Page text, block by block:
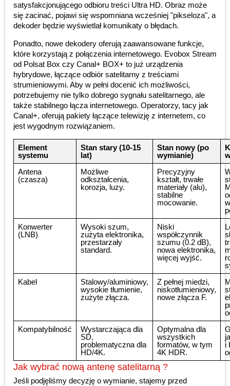
satysfakcjonującego odbioru treści Ultra HD. Obraz może
się zacinać, pojawi się wspomniana wcześniej "pikseloza", a
dekoder będzie wyświetlał komunikaty o błędach.
Ponadto, nowe dekodery oferują zaawansowane funkcje,
które korzystają z połączenia internetowego. Evobox Stream
od Polsat Box czy Canal+ BOX+ to już urządzenia
hybrydowe, łączące odbiór satelitarny z treściami
strumieniowymi. Aby w pełni docenić ich możliwości,
potrzebujemy nie tylko dobrego sygnału satelitarnego, ale
także stabilnego łącza internetowego. Operatorzy, tacy jak
Canal+, oferują pakiety łączące telewizję z internetem, co
jest wygodnym rozwiązaniem.
Element
systemu
Stan stary (10-15
lat)
Stan nowy (po
wymianie)
Antena
(czasza)
Możliwe
odkształcenia,
korozja, luzy.
Precyzyjny
kształt, trwałe
materiały (alu),
stabilne
mocowanie.
Konwerter
(LNB)
Wysoki szum,
zużyta elektronika,
przestarzały
standard.
Niski
współczynnik
szumu (0.2 dB),
nowa elektronika,
więcej wyjść.
Kabel
Stalowy/aluminiowy,
wysokie tłumienie,
zużyte złącza.
Z pełnej miedzi,
niskotłumieniowy,
nowe złącza F.
Kompatybilność
Wystarczająca dla
SD,
problematyczna dla
HD/4K.
Optymalna dla
wszystkich
formatów, w tym
4K HDR.
i
Jak wybrać nową antenę satelitarną ?
Jeśli podjęliśmy decyzję o wymianie, stajemy przed